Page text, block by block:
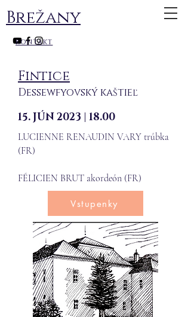
kontakt
Brežany
Fintice
Dessewfyovský kaštieľ
15. JÚN 2023 | 18.00
LUCIENNE RENAUDIN VARY trúbka
(FR)
FÉLICIEN BRUT akordeón (FR)
Vstupenky